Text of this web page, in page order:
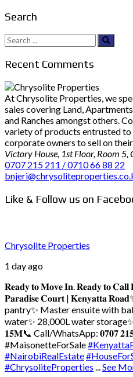
Search
Search
for:
Recent Comments
At Chrysolite Properties, we
sales covering Land,
and Ranches amongst others.
variety of products entrusted
corporate owners to sell on
Victory House, 1st Floor, Room 5,
0707 215 211 / 0710 66 88 22
Like & Follow us on
Chrysolite Properties
1 day ago
𝐑𝐞𝐚𝐝𝐲 𝐭𝐨 𝐌𝐨𝐯𝐞 𝐈𝐧. 𝐑𝐞𝐚𝐝𝐲 𝐭𝐨
𝐏𝐚𝐫𝐚𝐝𝐢𝐬𝐞 𝐂𝐨𝐮𝐫𝐭 | 𝐊𝐞𝐧𝐲𝐚𝐭𝐭𝐚 𝐑𝐨𝐚𝐝
pantry✨ Master ensuite with
water✨ 28,000L water storage
𝟏𝟓𝐌📞 Call/WhatsApp: 𝟎𝟕𝟎𝟕
#MaisonetteForSale
#NairobiRealEstate
#ChrysoliteProperties ...See